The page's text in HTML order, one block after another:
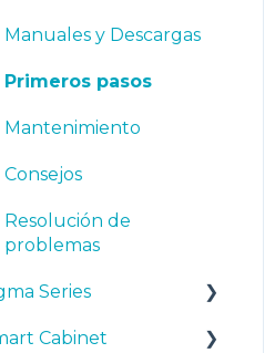
Manuales y Descargas
Primeros pasos
Mantenimiento
Consejos
Resolución de
problemas
Series
Manuales y descargas
Cabinet